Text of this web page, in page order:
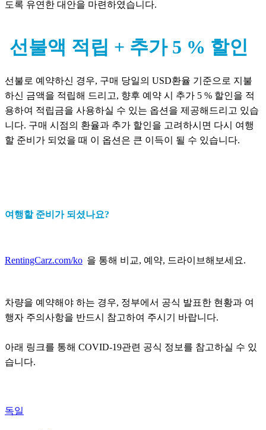
도록 유연한 대안을 마련하였습니다.
선불액 적립 + 추가 5 % 할인
선불로 예약하신 경우, 구매 당일의 USD환율 기준으로 지불
하신 금액을 적립해 드리고, 향후 예약 시 추가 5 % 할인을 적
용하여 적립금을 사용하실 수 있는 옵션을 제공해드리고 있습
니다. 구매 시점의 환율과 추가 할인을 고려하시면 다시 여행
할 준비가 되었을 때 이 옵션은 큰 이득이 될 수 있습니다.
여행할 준비가 되셨나요?
RentingCarz.com/ko 을 통해 비교, 예약, 드라이브해보세요.
차량을 예약해야 하는 경우, 정부에서 공식 발표한 현황과 여
행자 주의사항을 반드시 참고하여 주시기 바랍니다.
아래 링크를 통해 COVID-19관련 공식 정보를 참고하실 수 있
습니다.
독일